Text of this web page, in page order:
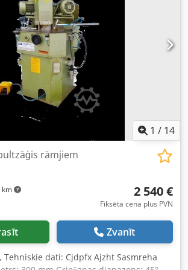
PS un visi MDF materiāli. Zems trokšņu
drošības standarti. Īpaši piemērots
ar nelielām sērijām ražošanā.
1 / 14
km
rāmjiem
2 540 €
Fiksēta cena plus PVN
Zvanīt
, Tehniskie dati: Cjdpfx Ajzht Sasmreha